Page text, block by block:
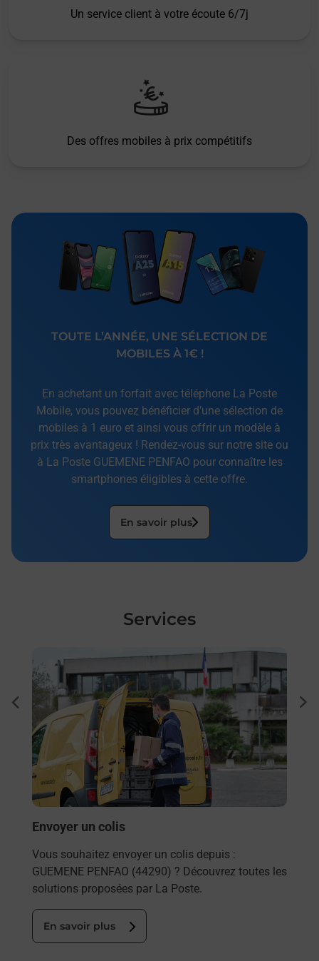
Un service client à votre écoute 6/7j
Des offres mobiles à prix compétitifs
TOUTE L’ANNÉE, UNE SÉLECTION DE
MOBILES À 1€ !
En achetant un forfait avec téléphone La Poste
Mobile, vous pouvez bénéficier d’une sélection de
mobiles à 1 euro et ainsi vous offrir un modèle à
prix très avantageux ! Rendez-vous sur notre site ou
à La Poste GUEMENE PENFAO pour connaître les
smartphones éligibles à cette offre.
En savoir plus
Services
Envoyer un colis
Vous souhaitez envoyer un colis depuis :
GUEMENE PENFAO (44290) ? Découvrez toutes les
solutions proposées par La Poste.
En savoir plus